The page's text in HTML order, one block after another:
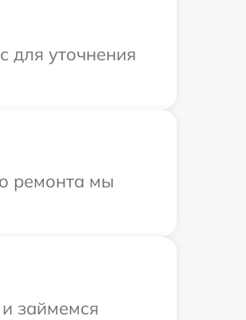
для уточнения
ремонта мы
займемся